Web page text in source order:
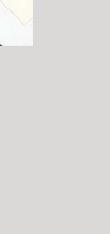
и требования к
кухню
недорого купить
в французском
в комплектациях
оптимальный
При выборе кухни
критерии:
бренда или
проекты
фото и